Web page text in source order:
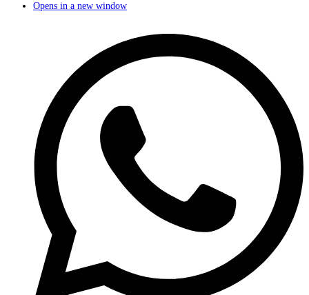
Opens in a new window